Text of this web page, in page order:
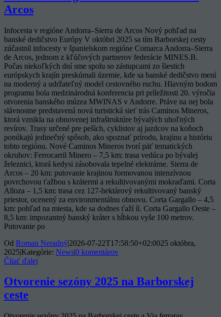
Arcos
Infocesta v regióne Andorra–Sierra de Arcos Nový pohľad na
banské dedičstvo Európy V októbri 2025 sa tím Barborskej cesty
zúčastnil infocesty v španielskom regióne Comarca Andorra–Sierra
de Arcos, jednom z kľúčových partnerov federácie MINES.B.
Počas niekoľkých dní sme spolu so zástupcami zo šiestich
európskych krajín preskúmali územie, kde sa banské dedičstvo mení
na moderný a udržateľný model cestovného ruchu. Hlavným bodom
programu bola medzinárodná konferencia pri príležitosti 20. výročia
otvorenia banského múzea MWINAS v Andorre. Práve na nej bola
slávnostne predstavená nová turistická sieť trás Caminos Mineros,
ktorá vznikla na obnovenej infraštruktúre bývalých uhoľných
revírov. Trasy určené pre peších, cyklistov aj jazdcov na koňoch
ponúkajú jedinečný spôsob, ako spoznať prírodu, krajinu a históriu
tohto regiónu. Nové Caminos Mineros tvorí päť tematických
okruhov: Ferrocarril Minero – 7,5 km: trasa vedúca po bývalej
železnici, ktorá kedysi zásobovala tepelné elektrárne. Sierra de
Arcos – 20 km: putovanie krajinou formovanou intenzívnou
povrchovou ťažbou s krátermi a rekultivovanými mokraďami. Corta
Alloza – 1,5 km: trasa cez 127-hektárový rekultivovaný banský
priestor, ocenený za environmentálnu obnovu. Corta Gargallo – 4,5
km: pohľad na miesta, kde sa dodnes ťaží íl. Corta Gargallo Oeste –
8,5 km: impozantný banský kráter s hĺbkou vyše 100 metrov.
Putovanie po
Od Roman Neradný|2026-07-22T17:58:50+02:0025 októbra,
2025|Kategórie: News|0 komentárov
Čítať ďalej
Otvorenie sezóny 2025 na Barborskej
ceste